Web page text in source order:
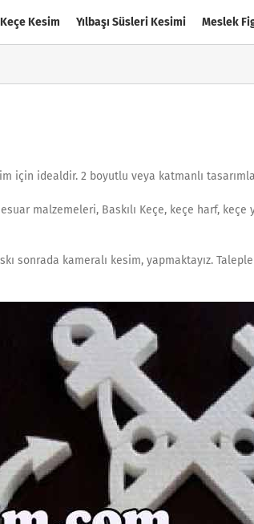
Kesim Yılbaşı Süsleri Kesimi Meslek
için idealdir. 2 boyutlu veya katmanlı
malzemeleri, Baskılı Keçe, keçe harf, keçe
sonrada kameralı kesim, yapmaktayız.